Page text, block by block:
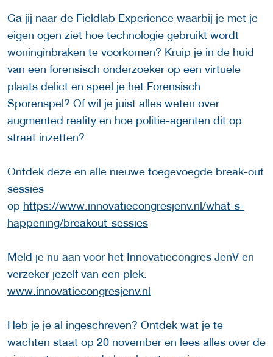
Ga jij naar de Fieldlab Experience waarbij je met je
eigen ogen ziet hoe technologie gebruikt wordt
woninginbraken te voorkomen? Kruip je in de huid
van een forensisch onderzoeker op een virtuele
plaats delict en speel je het Forensisch
Sporenspel? Of wil je juist alles weten over
augmented reality en hoe politie-agenten dit op
straat inzetten?
Ontdek deze en alle nieuwe toegevoegde break-out
sessies
op https://www.innovatiecongresjenv.nl/what-s-
happening/breakout-sessies
Meld je nu aan voor het Innovatiecongres JenV en
verzeker jezelf van een plek.
www.innovatiecongresjenv.nl
Heb je je al ingeschreven? Ontdek wat je te
wachten staat op 20 november en lees alles over de